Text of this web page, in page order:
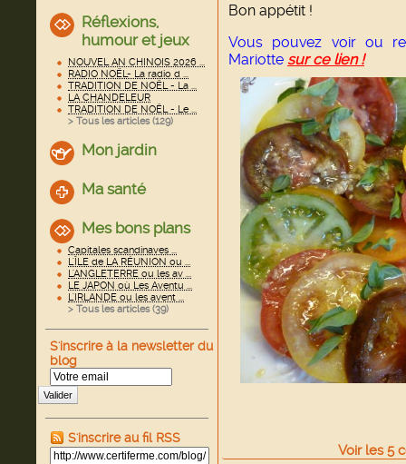
Réflexions,
humour et jeux
NOUVEL AN CHINOIS 2026 ...
RADIO NOËL- La radio d ...
TRADITION DE NOËL - La ...
LA CHANDELEUR
TRADITION DE NOËL - Le ...
> Tous les articles (129)
Mon jardin
Ma santé
Mes bons plans
Capitales scandinaves ...
L'ÎLE de LA RÉUNION ou ...
L'ANGLETERRE ou les av ...
LE JAPON où Les Aventu ...
L'IRLANDE ou les avent ...
> Tous les articles (39)
S'inscrire à la newsletter du
blog
Valider
S'inscrire au fil RSS
Bon appétit !
Vous pouvez voir ou
Mariotte sur ce lien!
Voir les5